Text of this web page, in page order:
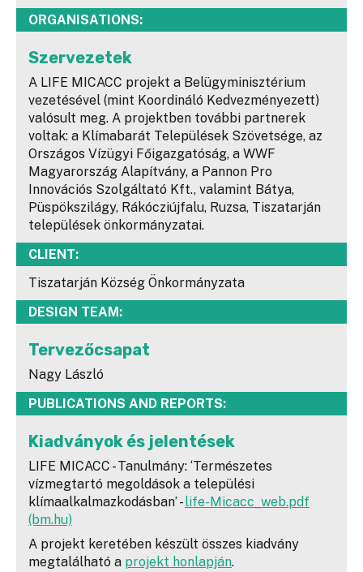
ORGANISATIONS:
Szervezetek
A LIFE MICACC projekt a Belügyminisztérium
vezetésével (mint Koordináló Kedvezményezett)
valósult meg. A projektben további partnerek
voltak: a Klímabarát Települések Szövetsége, az
Országos Vízügyi Főigazgatóság, a WWF
Magyarország Alapítvány, a Pannon Pro
Innovációs Szolgáltató Kft., valamint Bátya,
Püspökszilágy, Rákócziújfalu, Ruzsa, Tiszatarján
települések önkormányzatai.
CLIENT:
Tiszatarján Község Önkormányzata
DESIGN TEAM:
Tervezőcsapat
Nagy László
PUBLICATIONS AND REPORTS:
Kiadványok és jelentések
LIFE MICACC - Tanulmány: ‘Természetes
vízmegtartó megoldások a települési
klímaalkalmazkodásban’ -life-Micacc_web.pdf
(bm.hu)
A projekt keretében készült összes kiadvány
megtalálható a projekt honlapján.